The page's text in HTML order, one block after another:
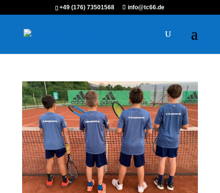
+49 (176) 73501568 info@tc66.de